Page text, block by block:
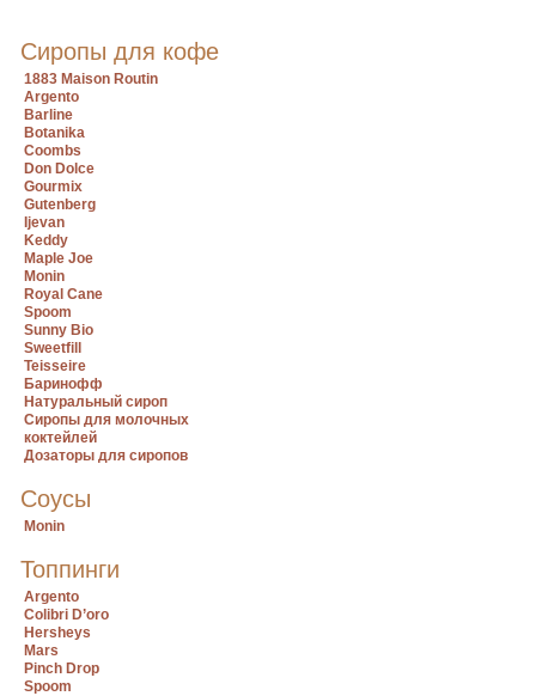
Сиропы для кофе
1883 Maison Routin
Argento
Barline
Botanika
Coombs
Don Dolce
Gourmix
Gutenberg
Ijevan
Keddy
Maple Joe
Monin
Royal Cane
Spoom
Sunny Bio
Sweetfill
Teisseire
Баринофф
Натуральный сироп
Сиропы для молочных
коктейлей
Дозаторы для сиропов
Соусы
Monin
Топпинги
Argento
Colibri D’oro
Hersheys
Mars
Pinch Drop
Spoom